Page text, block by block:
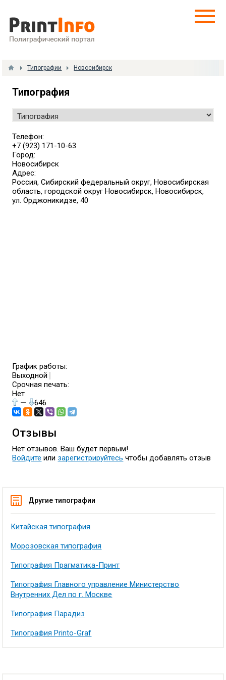
Типографии Новосибирск
Типография
Телефон:
+7 (923) 171-10-63
Город:
Новосибирск
Адрес:
Россия, Сибирский федеральный округ, Новосибирская
область, городской округ Новосибирск, Новосибирск,
ул. Орджоникидзе, 40
График работы:
Выходной
Срочная печать:
Нет
—
646
Отзывы
Нет отзывов. Ваш будет первым!
Войдите или зарегистрируйтесь чтобы добавлять отзыв
Другие типографии
Китайская типография
Морозовская типография
Типография Прагматика-Принт
Типография Главного управление Министерство
Внутренних Дел по г. Москве
Типография Парадиз
Типография Printo-Graf